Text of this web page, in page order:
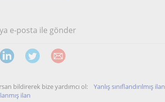
e-posta ile gönder
bildirerek bize yardımcı ol: Yanlış sınıflandırılmış ilan
ilan